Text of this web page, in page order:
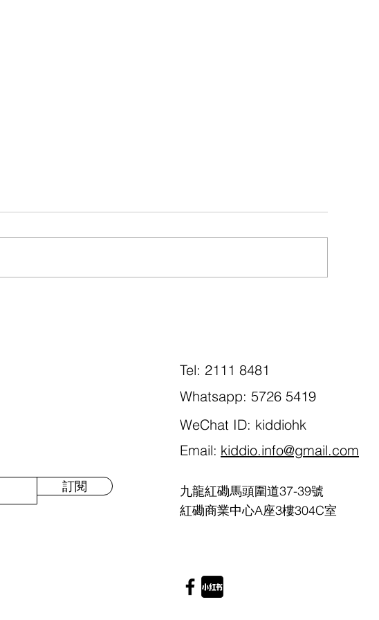
訂閱
Tel: 2111 8481
Whatsapp: 5726 5419
WeChat ID: kiddiohk
Email: kiddio.info@gmail.com
九龍紅磡馬頭圍道37-39號
紅磡商業中心A座3樓304C室